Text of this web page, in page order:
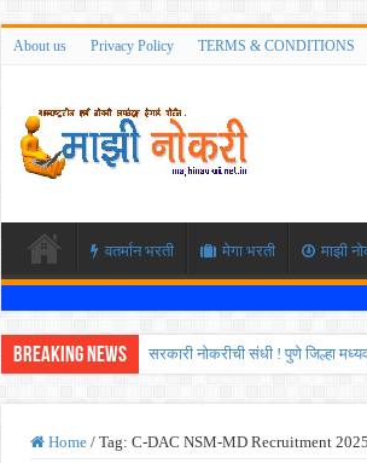
About us Privacy Policy TERMS & CONDITIONS
वतर्मान भरती मेगा भरती माझी
Breaking News सरकारी नोकरीची संधी ! पुणे जिल्हा
Home / Tag: C-DAC NSM-MD Recruitment 2025